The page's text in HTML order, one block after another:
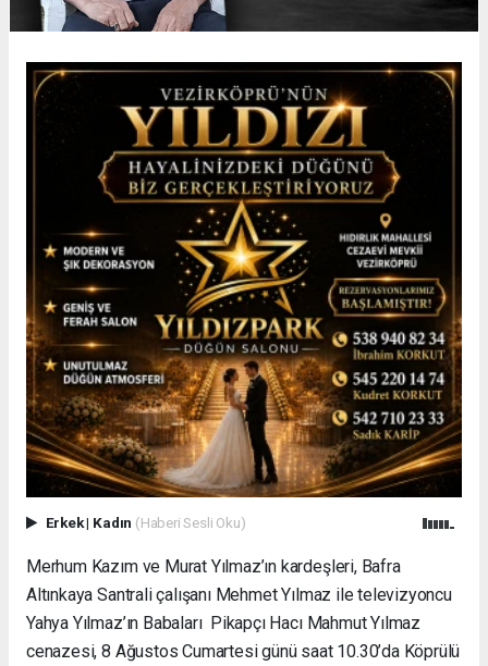
Erkek| Kadın (Haberi Sesli Oku)
Merhum Kazım ve Murat Yılmaz’ın kardeşleri, Bafra
Altınkaya Santrali çalışanı Mehmet Yılmaz ile televizyoncu
Yahya Yılmaz’ın Babaları Pikapçı Hacı Mahmut Yılmaz
cenazesi, 8 Ağustos Cumartesi günü saat 10.30’da Köprülü